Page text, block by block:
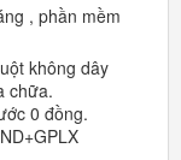
, phần mềm
không dây
chữa.
0 đồng.